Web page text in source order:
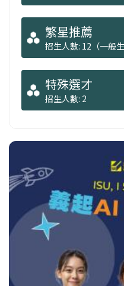
繁星推薦
招生人數: 12（一般
特殊選才
招生人數: 2